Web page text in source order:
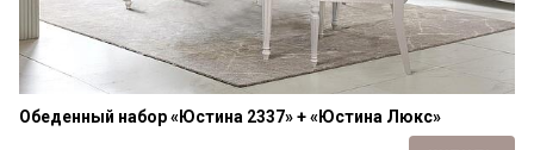
Обеденный набор «Юстина 2337» + «Юстина Люкс»